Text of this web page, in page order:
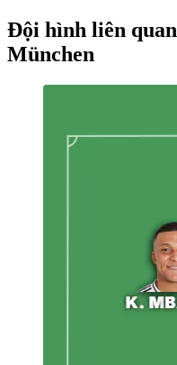
Đội hình liên quan
München